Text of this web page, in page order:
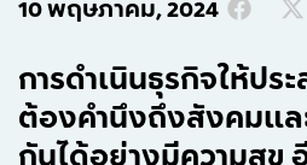
10 พฤษภาคม, 2024
การดำเนินธุรกิจให้ปร
ต้องคำนึงถึงสังคมแล
กันได้อย่างมีความสุข